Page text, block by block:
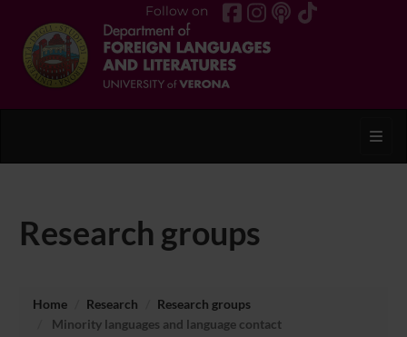
Follow on
Research groups
Home Research
Research groups
Minority languages and language contact